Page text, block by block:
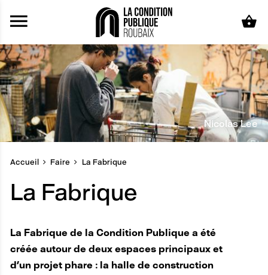
Aller au contenu principal
Nicolas Lee
Accueil Faire La Fabrique
La Fabrique
La Fabrique de la Condition Publique a été
créée autour de deux espaces principaux et
d’un projet phare : la halle de construction